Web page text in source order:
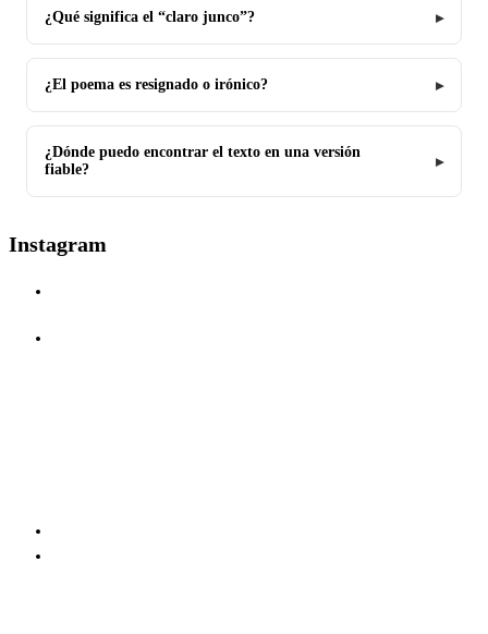
¿Qué significa el “claro junco”?
¿El poema es resignado o irónico?
¿Dónde puedo encontrar el texto en una versión
fiable?
Instagram